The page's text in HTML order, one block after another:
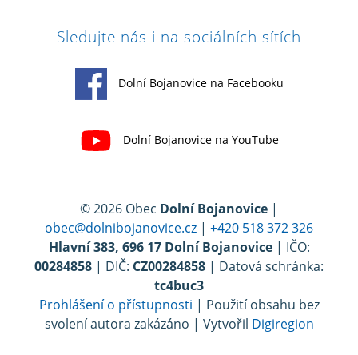
Sledujte nás i na sociálních sítích
Dolní Bojanovice na Facebooku
Dolní Bojanovice na YouTube
© 2026 Obec Dolní Bojanovice |
obec@dolnibojanovice.cz | +420 518 372 326
Hlavní 383, 696 17 Dolní Bojanovice| IČO:
00284858 | DIČ: CZ00284858 | Datová schránka:
tc4buc3
Prohlášení o přístupnosti | Použití obsahu bez
svolení autora zakázáno | Vytvořil Digiregion